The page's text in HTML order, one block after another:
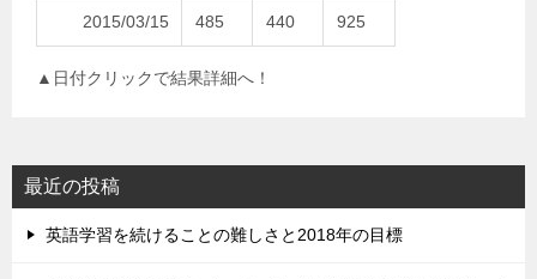
2015/03/15 485 440 925
▲日付クリックで結果詳細へ！
最近の投稿
英語学習を続けることの難しさと2018年の目標